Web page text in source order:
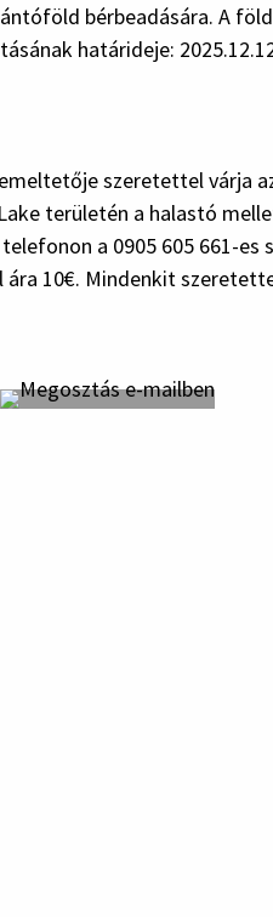
bérbeadására. A
határideje:
szeretettel várja
területén a halastó
a 0905 605 661-
10€. Mindenkit